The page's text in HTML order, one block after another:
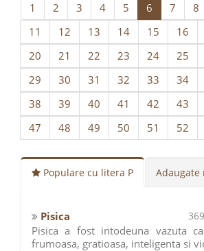
1 2 3 4 5 6 7 8
11
12 13 14 15 16
20
21 22 23 24 25
29
30 31 32 33 34
38
39 40 41 42 43
47
48 49 50 51 52
Populare cu litera P Adaugate
Pisica
Pisica a fost intodeuna vazuta
frumoasa, gratioasa, inteligenta si